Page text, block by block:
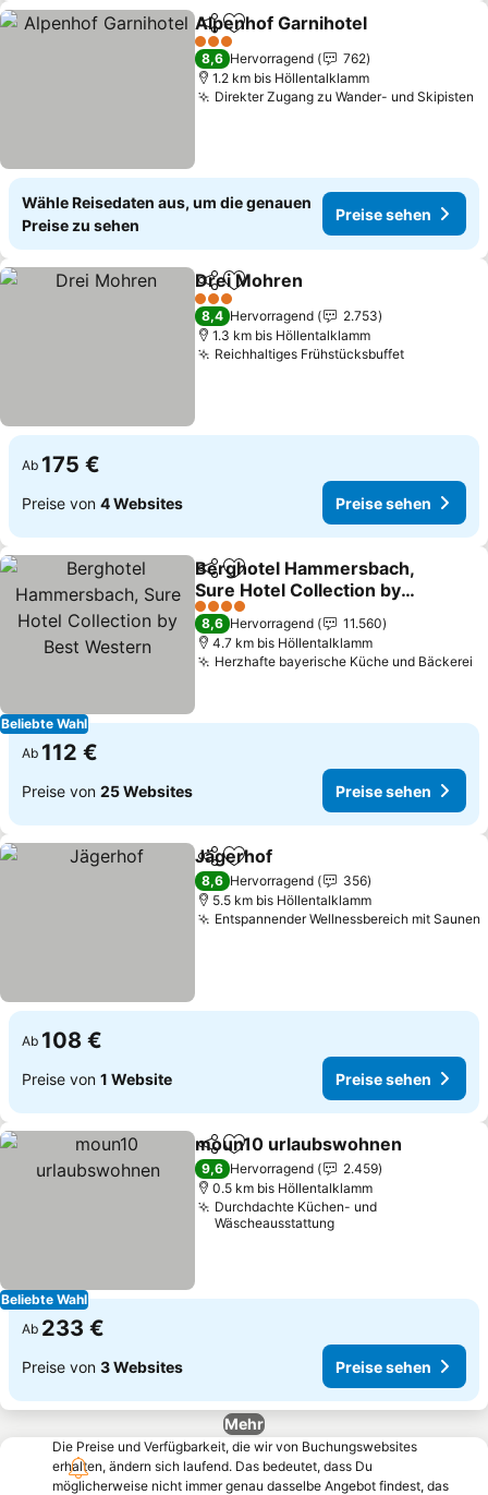
TeilenZu Favoriten hinzufügen
Alpenhof Garnihotel
3 Sterne
8,6 Hervorragend
762
1.2 km bis Höllentalklamm
Direkter Zugang zu Wander- und Skipisten
Wähle Reisedaten aus, um die genauen
Preise zu sehen
Preise sehen
TeilenZu Favoriten hinzufügen
Drei Mohren
3 Sterne
8,4 Hervorragend
2.753
1.3 km bis Höllentalklamm
Reichhaltiges FrühstücksbuffetPreise
Ab 175 €
Preise von 4 Websites Preise sehen
Beliebte Wahl
TeilenZu Favoriten hinzufügen
Berghotel Hammersbach,
Sure Hotel Collection by
Best Western
Preise sehen
4 Sterne
8,6 Hervorragend
11.560
4.7 km bis Höllentalklamm
Herzhafte bayerische Küche und Bäckerei
Ab 112 €
Preise von 25 Websites Preise sehen
TeilenZu Favoriten hinzufügen
Jägerhof
8,6 Hervorragend
356
5.5 km bis Höllentalklamm
Entspannender Wellnessbereich mit Saunen
Ab 108 €
Preise von 1 Website Preise sehen
Beliebte Wahl
TeilenZu Favoriten hinzufügen
moun10 urlaubswohnen
9,6 Hervorragend
2.459
0.5 km bis Höllentalklamm
Durchdachte Küchen- und
Wäscheausstattung
Ab 233 €
Preise von 3 Websites Preise sehen
Mehr
Die Preise und Verfügbarkeit, die wir von Buchungswebsites
erhalten, ändern sich laufend. Das bedeutet, dass Du
möglicherweise nicht immer genau dasselbe Angebot findest, das